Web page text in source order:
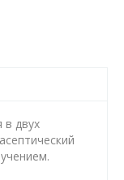
в двух